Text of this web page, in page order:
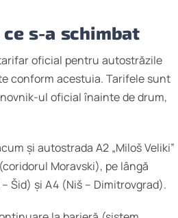
s-a schimbat
oficial pentru autostrăzile
conform acestuia. Tarifele sunt
ul oficial înainte de drum,
și autostrada A2 „Miloš Veliki”
Moravski), pe lângă
Šid) și A4 (Niš – Dimitrovgrad).